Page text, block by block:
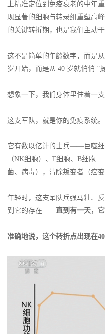
上精准定位到免疫衰老的中年
现显著的细胞与转录组重塑高
的关键转折期，也是我们主动
这不是简单的年龄数字，而是
岁开始，而是从 40 岁就悄悄 “提
想象一下，我们身体里住着一支
这支军队，就是你的免疫系统。
它有数以亿计的士兵——巨噬细
（NK细胞）、T细胞、B细胞
菌、病毒），清除叛变者（癌
年轻时，这支军队兵强马壮、
到它的存在——直到有一天，
准确地说，这个转折点出现在40